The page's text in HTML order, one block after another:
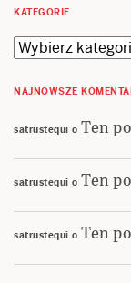
KATEGORIE
Kategorie
NAJNOWSZE
satrustequi o Ten
satrustequi o Ten
satrustequi o Ten